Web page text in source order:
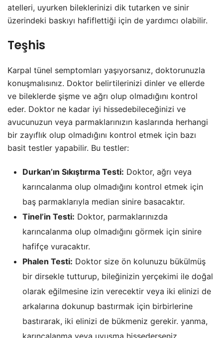
atelleri, uyurken bileklerinizi dik tutarken ve sinir
üzerindeki baskıyı hafiflettiği için de yardımcı olabilir.
Teşhis
Karpal tünel semptomları yaşıyorsanız, doktorunuzla
konuşmalısınız. Doktor belirtilerinizi dinler ve ellerde
ve bileklerde şişme ve ağrı olup olmadığını kontrol
eder. Doktor ne kadar iyi hissedebileceğinizi ve
avucunuzun veya parmaklarınızın kaslarında herhangi
bir zayıflık olup olmadığını kontrol etmek için bazı
basit testler yapabilir. Bu testler:
Durkan’ın Sıkıştırma Testi: Doktor, ağrı veya
karıncalanma olup olmadığını kontrol etmek için
baş parmaklarıyla median sinire basacaktır.
Tinel’in Testi: Doktor, parmaklarınızda
karıncalanma olup olmadığını görmek için sinire
hafifçe vuracaktır.
Phalen Testi: Doktor size ön kolunuzu bükülmüş
bir dirsekle tutturup, bileğinizin yerçekimi ile doğal
olarak eğilmesine izin verecektir veya iki elinizi de
arkalarına dokunup bastırmak için birbirlerine
bastırarak, iki elinizi de bükmeniz gerekir. yanma,
karıncalanma veya uyuşma hissederseniz.